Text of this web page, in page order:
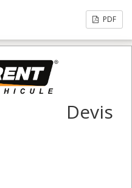
PDF
Devis